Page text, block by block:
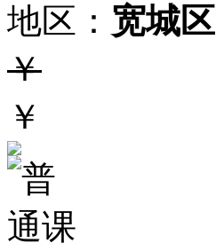
地区： 宽城区
￥
￥